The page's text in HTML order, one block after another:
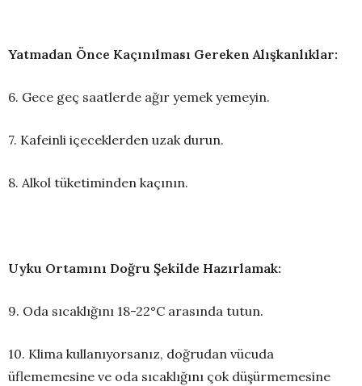
Yatmadan Önce Kaçınılması Gereken Alışkanlıklar:
6. Gece geç saatlerde ağır yemek yemeyin.
7. Kafeinli içeceklerden uzak durun.
8. Alkol tüketiminden kaçının.
Uyku Ortamını Doğru Şekilde Hazırlamak:
9. Oda sıcaklığını 18-22°C arasında tutun.
10. Klima kullanıyorsanız, doğrudan vücuda
üflememesine ve oda sıcaklığını çok düşürmemesine